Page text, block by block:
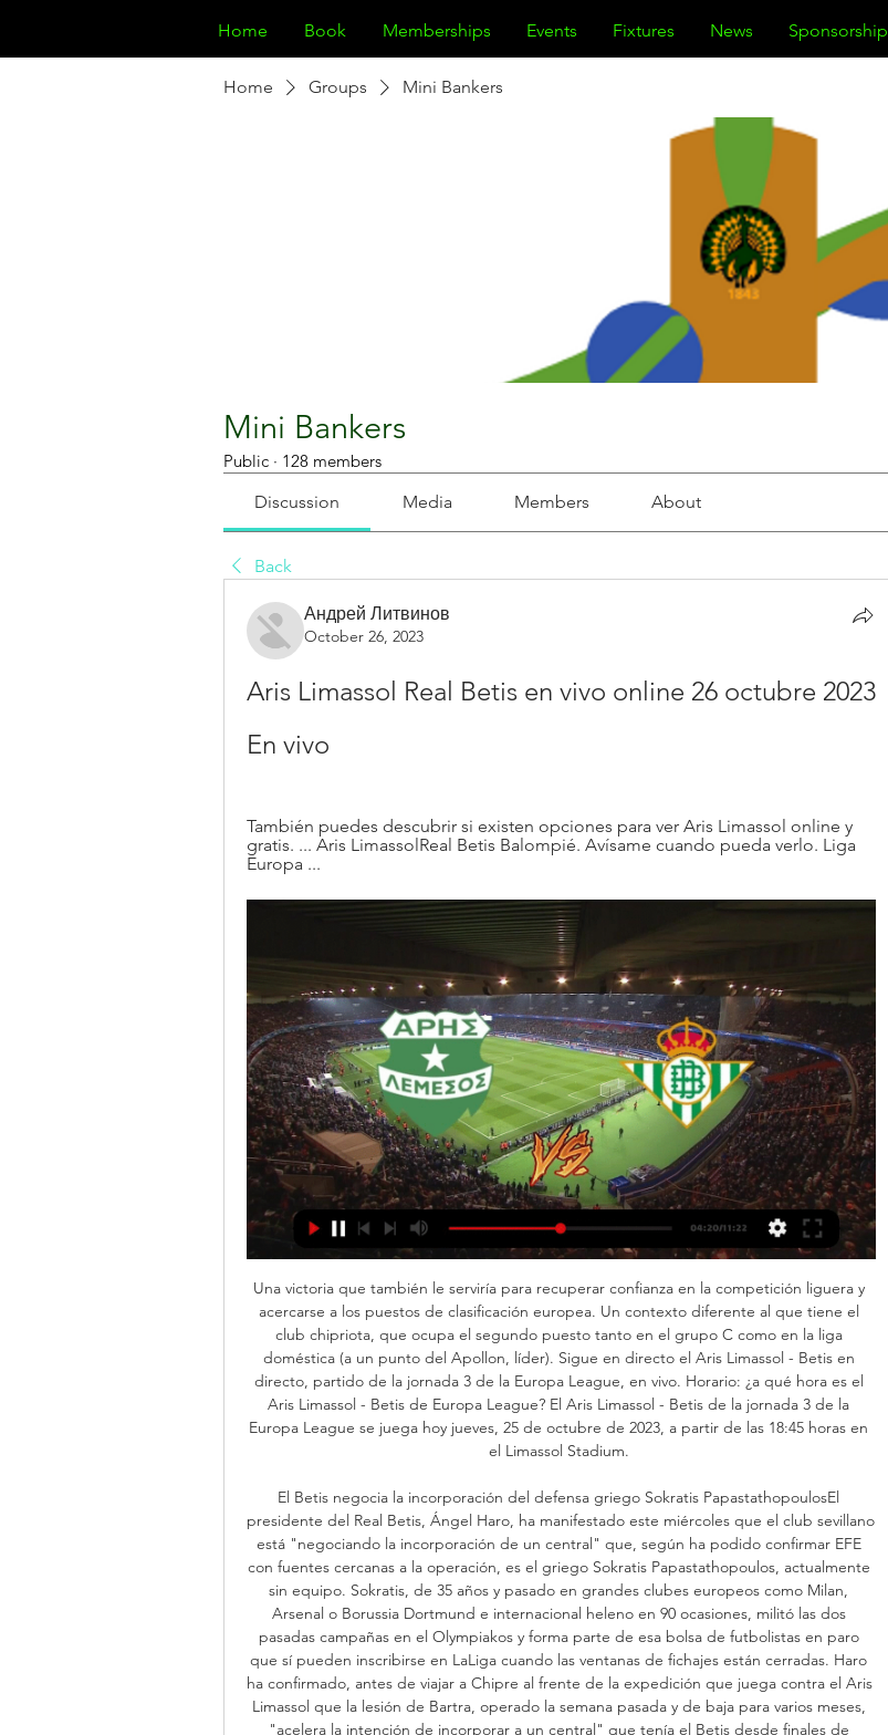
Home Book Memberships Events Fixtures News Sponsorship
Home Groups Mini Bankers
Mini Bankers
Public · 128 members
Discussion Media Members About
Back
Андрей Литвинов
October 26, 2023
Aris Limassol Real Betis en vivo online 26 octubre 2023
En vivo
También puedes descubrir si existen opciones para ver Aris Limassol online y
gratis. ... Aris LimassolReal Betis Balompié. Avísame cuando pueda verlo. Liga
Europa ...
Una victoria que también le serviría para recuperar confianza en la competición liguera y
acercarse a los puestos de clasificación europea. Un contexto diferente al que tiene el
club chipriota, que ocupa el segundo puesto tanto en el grupo C como en la liga
doméstica (a un punto del Apollon, líder). Sigue en directo el Aris Limassol - Betis en
directo, partido de la jornada 3 de la Europa League, en vivo. Horario: ¿a qué hora es el
Aris Limassol - Betis de Europa League? El Aris Limassol - Betis de la jornada 3 de la
Europa League se juega hoy jueves, 25 de octubre de 2023, a partir de las 18:45 horas en
el Limassol Stadium.
El Betis negocia la incorporación del defensa griego Sokratis PapastathopoulosEl
presidente del Real Betis, Ángel Haro, ha manifestado este miércoles que el club sevillano
está "negociando la incorporación de un central" que, según ha podido confirmar EFE
con fuentes cercanas a la operación, es el griego Sokratis Papastathopoulos, actualmente
sin equipo. Sokratis, de 35 años y pasado en grandes clubes europeos como Milan,
Arsenal o Borussia Dortmund e internacional heleno en 90 ocasiones, militó las dos
pasadas campañas en el Olympiakos y forma parte de esa bolsa de futbolistas en paro
que sí pueden inscribirse en LaLiga cuando las ventanas de fichajes están cerradas. Haro
ha confirmado, antes de viajar a Chipre al frente de la expedición que juega contra el Aris
Limassol que la lesión de Bartra, operado la semana pasada y de baja para varios meses,
"acelera la intención de incorporar a un central" que tenía el Betis desde finales de